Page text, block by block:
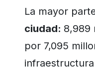
La mayor
ciudad: 8,989
por 7,095